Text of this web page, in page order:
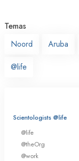
Temas
Noord
Aruba
@life
Scientologists @life
@life
@theOrg
@work